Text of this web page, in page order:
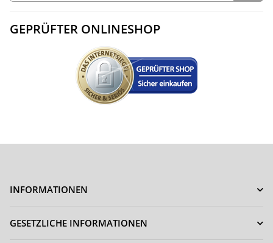
GEPRÜFTER ONLINESHOP
INFORMATIONEN
GESETZLICHE INFORMATIONEN